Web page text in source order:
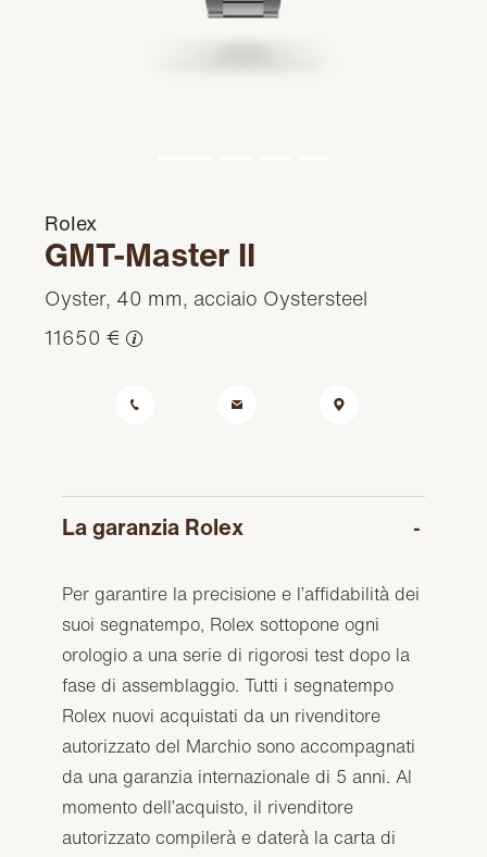
Rolex
GMT-Master II
Oyster, 40 mm, acciaio Oystersteel
11650 €
La garanzia Rolex
Per garantire la precisione e l’affidabilità dei
suoi segnatempo, Rolex sottopone ogni
orologio a una serie di rigorosi test dopo la
fase di assemblaggio. Tutti i segnatempo
Rolex nuovi acquistati da un rivenditore
autorizzato del Marchio sono accompagnati
da una garanzia internazionale di 5 anni. Al
momento dell’acquisto, il rivenditore
autorizzato compilerà e daterà la carta di